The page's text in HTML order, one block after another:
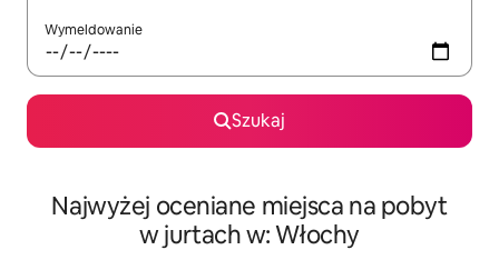
Wymeldowanie
Szukaj
Najwyżej oceniane miejsca na pobyt
w jurtach w: Włochy